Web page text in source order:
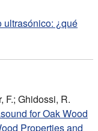
ultrasónico: ¿qué
F.; Ghidossi, R.
for Oak Wood
Properties and